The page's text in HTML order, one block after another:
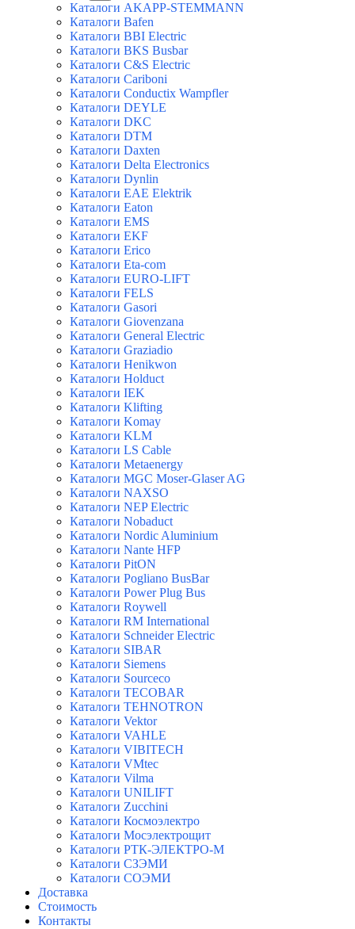
Каталоги AKAPP-STEMMANN
Каталоги Bafen
Каталоги BBI Electric
Каталоги BKS Busbar
Каталоги C&S Electric
Каталоги Cariboni
Каталоги Conductix Wampfler
Каталоги DEYLE
Каталоги DKC
Каталоги DTM
Каталоги Daxten
Каталоги Delta Electronics
Каталоги Dynlin
Каталоги EAE Elektrik
Каталоги Eaton
Каталоги EMS
Каталоги EKF
Каталоги Erico
Каталоги Eta-com
Каталоги EURO-LIFT
Каталоги FELS
Каталоги Gasori
Каталоги Giovenzana
Каталоги General Electric
Каталоги Graziadio
Каталоги Henikwon
Каталоги Holduct
Каталоги IEK
Каталоги Klifting
Каталоги Komay
Каталоги KLM
Каталоги LS Cable
Каталоги Metaenergy
Каталоги MGC Moser-Glaser AG
Каталоги NAXSO
Каталоги NEP Electric
Каталоги Nobaduct
Каталоги Nordic Aluminium
Каталоги Nante HFP
Каталоги PitON
Каталоги Pogliano BusBar
Каталоги Power Plug Bus
Каталоги Roywell
Каталоги RM International
Каталоги Schneider Electric
Каталоги SIBAR
Каталоги Siemens
Каталоги Sourceco
Каталоги TECOBAR
Каталоги TEHNOTRON
Каталоги Vektor
Каталоги VAHLE
Каталоги VIBITECH
Каталоги VMtec
Каталоги Vilma
Каталоги UNILIFT
Каталоги Zucchini
Каталоги Космоэлектро
Каталоги Мосэлектрощит
Каталоги РТК-ЭЛЕКТРО-М
Каталоги СЗЭМИ
Каталоги СОЭМИ
Доставка
Стоимость
Контакты